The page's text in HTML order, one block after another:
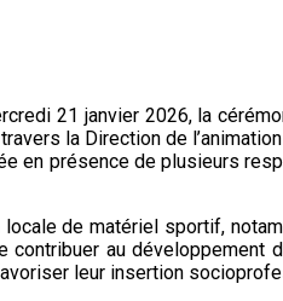
21 janvier 2026, la
la Direction de
en présence de plusieurs
de matériel sportif,
au développement
leur insertion